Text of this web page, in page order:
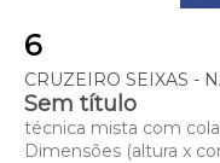
6
CRUZEIRO SEIXAS -
Sem título
técnica mista com
Dimensões (altura x